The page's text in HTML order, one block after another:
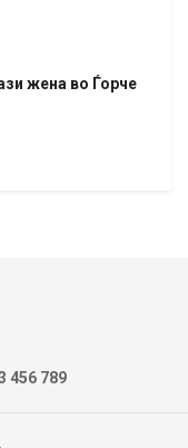
жена во Ѓорче
456 789